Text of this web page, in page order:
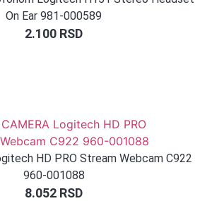
On Ear 981-000589
2.100 RSD
HD PRO Stream Webcam C922
960-001088
8.052 RSD